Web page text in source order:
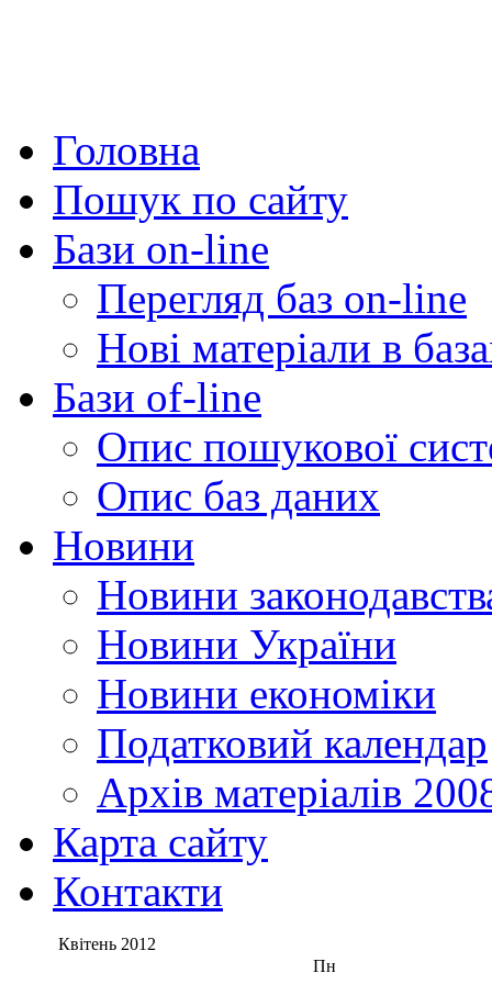
Головна
Пошук по сайту
Бази on-line
Перегляд баз on-line
Нові матеріали в
Бази of-line
Опис пошукової
Опис баз даних
Новини
Новини
Новини України
Новини економіки
Податковий календар
Архів матеріалів
Карта сайту
Контакти
Квітень 2012
Пн